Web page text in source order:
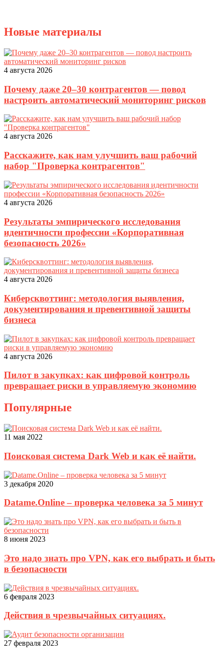
Новые материалы
4 августа 2026
Почему даже 20–30 контрагентов — повод
настроить автоматический мониторинг рисков
4 августа 2026
Расскажите, как нам улучшить ваш рабочий
набор "Проверка контрагентов"
4 августа 2026
Результаты эмпирического исследования
идентичности профессии «Корпоративная
безопасность 2026»
4 августа 2026
Киберсквоттинг: методология выявления,
документирования и превентивной защиты
бизнеса
4 августа 2026
Пилот в закупках: как цифровой контроль
превращает риски в управляемую экономию
Популярные
11 мая 2022
Поисковая система Dark Web и как её найти.
3 декабря 2020
Datame.Online – проверка человека за 5 минут
8 июня 2023
Это надо знать про VPN, как его выбрать и быть
в безопасности
6 февраля 2023
Действия в чрезвычайных ситуациях.
27 февраля 2023